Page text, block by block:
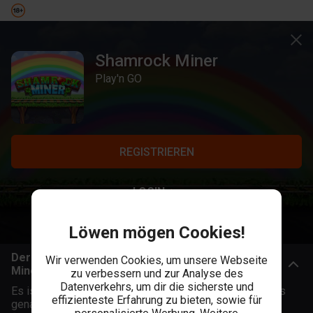
Shamrock Miner
Play'n GO
REGISTRIEREN
LOGIN
Der Shamrock Miner Slot - Mit Kobolden in die
Minen!
Es ist allseits bekannt, dass Kobolde, auch Leprechauns
genannt, alles mögen, was glänzt und wertvoll ist. Im
Löwen mögen Cookies!
Wir verwenden Cookies, um unsere Webseite
zu verbessern und zur Analyse des
Datenverkehrs, um dir die sicherste und
effizienteste Erfahrung zu bieten, sowie für